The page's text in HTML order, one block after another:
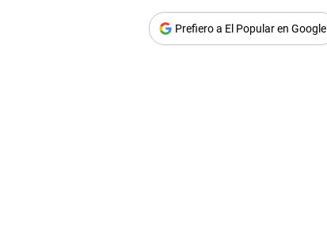
Prefiero a El Popular en Google